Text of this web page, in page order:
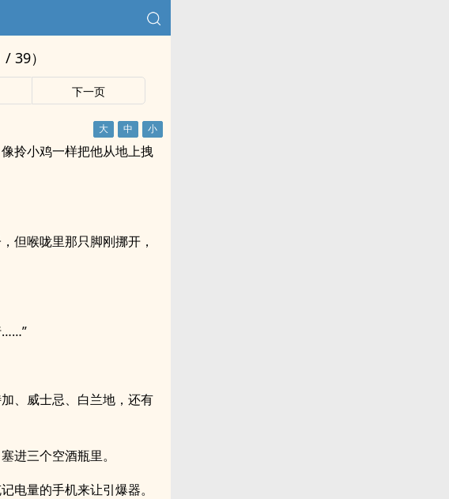
39）
下一页
拎小鸡一样把他从地上拽
但喉咙里那只脚刚挪开，
……”
、威士忌、白兰地，还有
进三个空酒瓶里。
电量的手机来让引爆器。